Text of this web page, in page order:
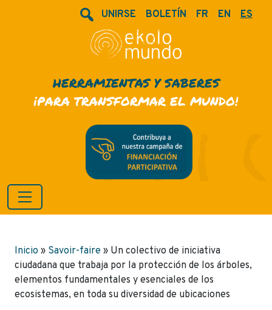
UNIRSE BOLETÍN FR EN ES
HERRAMIENTAS Y SABERES
¡PARA TRANSFORMAR EL MUNDO!
Inicio » Savoir-faire » Un colectivo de iniciativa
ciudadana que trabaja por la protección de los árboles,
elementos fundamentales y esenciales de los
ecosistemas, en toda su diversidad de ubicaciones